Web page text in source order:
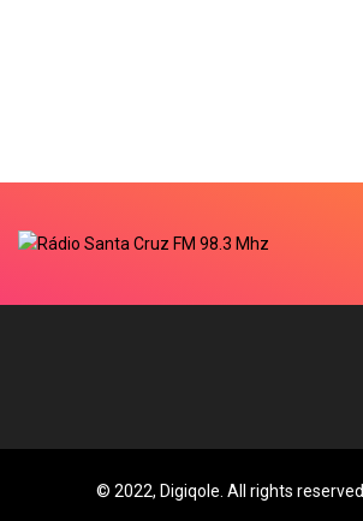
© 2022, Digiqole. All rights reserved